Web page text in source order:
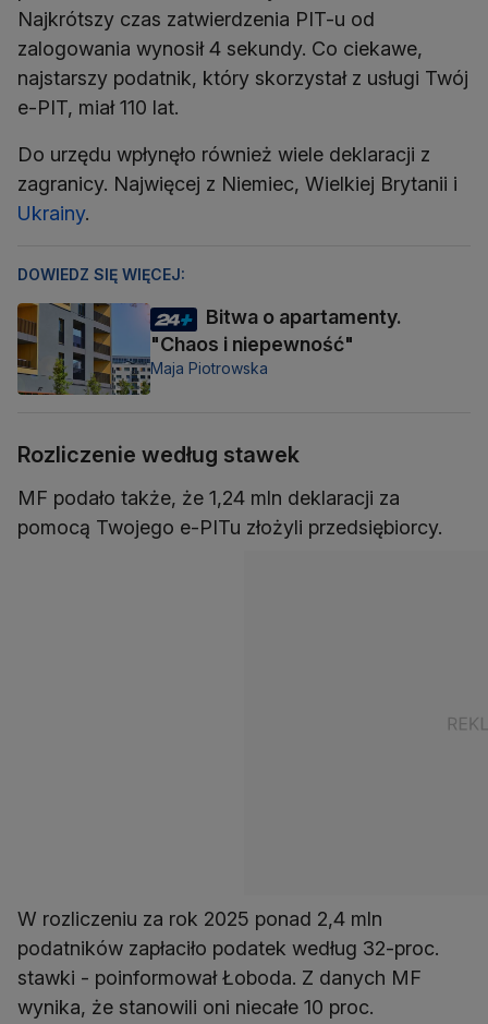
Najkrótszy czas zatwierdzenia PIT-u od
zalogowania wynosił 4 sekundy. Co ciekawe,
najstarszy podatnik, który skorzystał z usługi Twój
e-PIT, miał 110 lat.
Do urzędu wpłynęło również wiele deklaracji z
zagranicy. Najwięcej z Niemiec, Wielkiej Brytanii i
Ukrainy.
DOWIEDZ SIĘ WIĘCEJ:
Bitwa o apartamenty.
"Chaos i niepewność"
Maja Piotrowska
Rozliczenie według stawek
MF podało także, że 1,24 mln deklaracji za
pomocą Twojego e-PITu złożyli przedsiębiorcy.
W rozliczeniu za rok 2025 ponad 2,4 mln
podatników zapłaciło podatek według 32-proc.
stawki - poinformował Łoboda. Z danych MF
wynika, że stanowili oni niecałe 10 proc.